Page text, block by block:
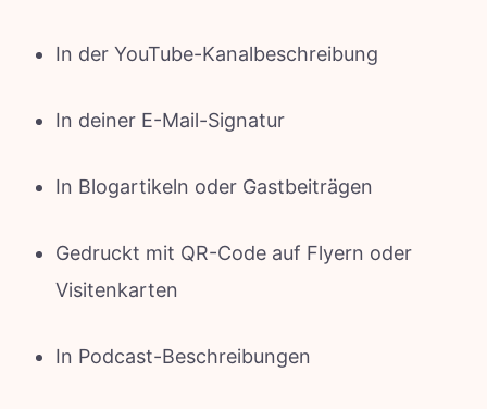
In der YouTube-Kanalbeschreibung
In deiner E-Mail-Signatur
In Blogartikeln oder Gastbeiträgen
Gedruckt mit QR-Code auf Flyern oder
Visitenkarten
In Podcast-Beschreibungen